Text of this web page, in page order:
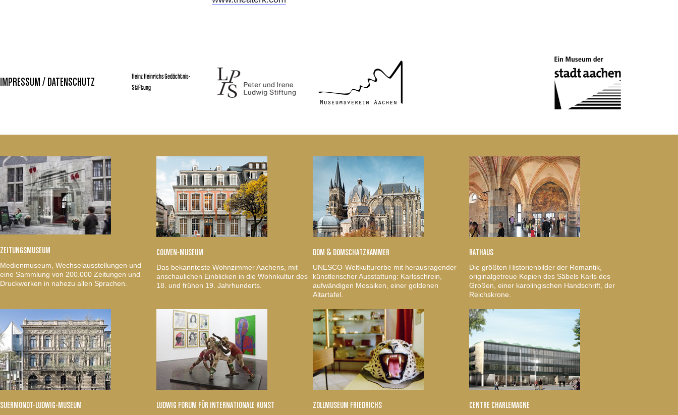
IMPRESSUM / DATENSCHUTZ
Heinz Heinrichs Gedächtnis-
Stiftung
ZEITUNGSMUSEUM
Medienmuseum, Wechselausstellungen und
eine Sammlung von 200.000 Zeitungen und
Druckwerken in nahezu allen Sprachen.
COUVEN-MUSEUM
Das bekannteste Wohnzimmer Aachens, mit
anschaulichen Einblicken in die Wohnkultur des
18. und frühen 19. Jahrhunderts.
DOM & DOMSCHATZKAMMER
UNESCO-Weltkulturerbe mit herausragender
künstlerischer Ausstattung: Karlsschrein,
aufwändigen Mosaiken, einer goldenen
Altartafel.
RATHAUS
Die größten Historienbilder der Romantik,
originalgetreue Kopien des Säbels Karls des
Großen, einer karolingischen Handschrift, der
Reichskrone.
SUERMONDT-LUDWIG-MUSEUM LUDWIG FORUM FÜR INTERNATIONALE KUNST ZOLLMUSEUM FRIEDRICHS CENTRE CHARLEMAGNE